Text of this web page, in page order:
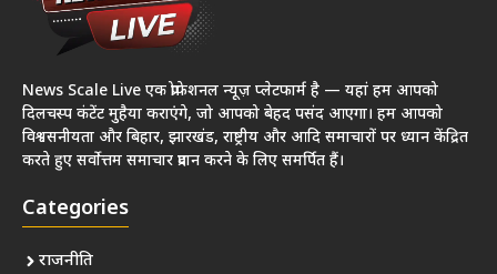
News Scale Live एक प्रोफेशनल न्यूज़ प्लेटफार्म है — यहां हम आपको
दिलचस्प कंटेंट मुहैया कराएंगे, जो आपको बेहद पसंद आएगा। हम आपको
विश्वसनीयता और बिहार, झारखंड, राष्ट्रीय और आदि समाचारों पर ध्यान केंद्रित
करते हुए सर्वोत्तम समाचार प्रदान करने के लिए समर्पित हैं।
Categories
राजनीति